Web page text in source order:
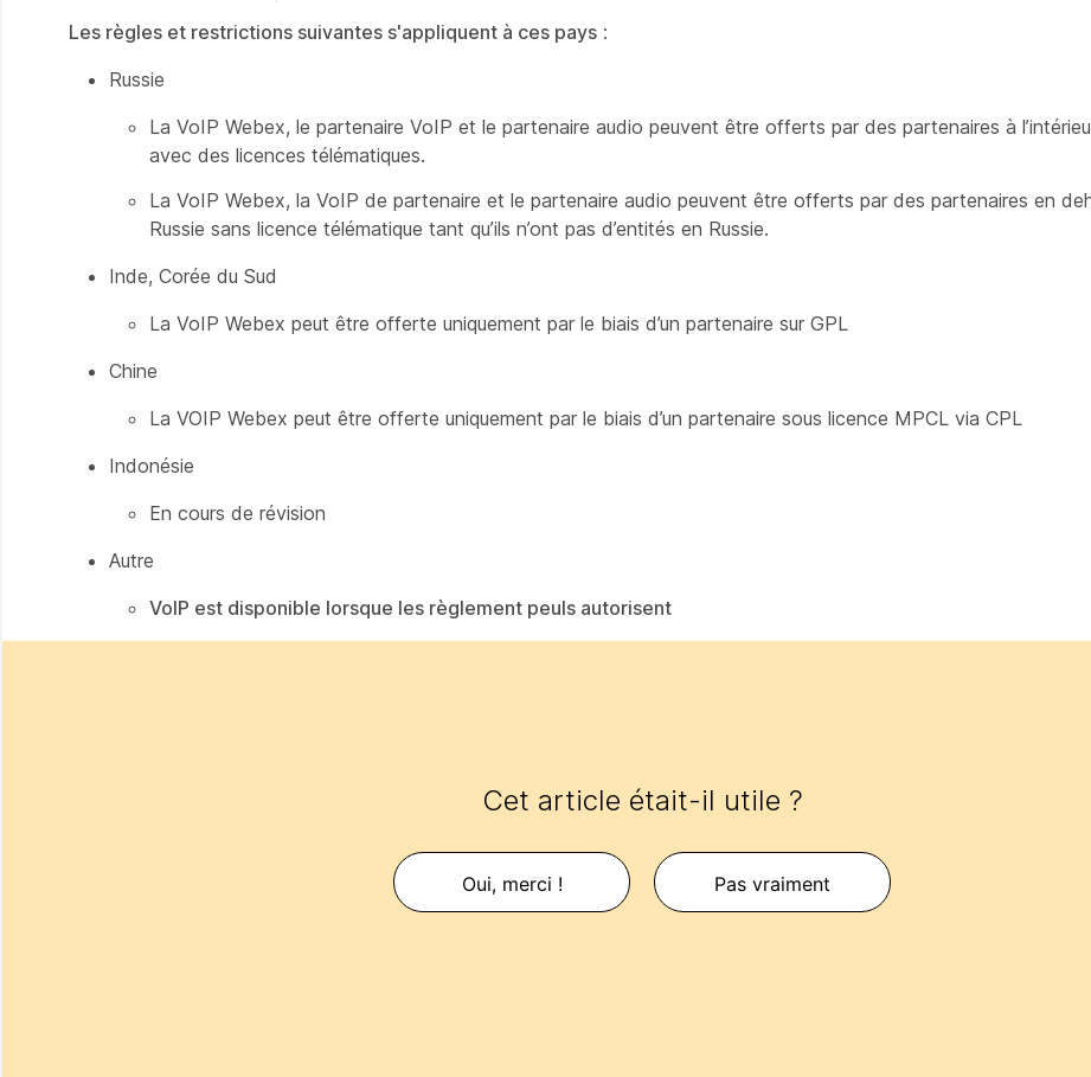
Les règles et restrictions suivantes s'appliquent à ces pays :
Russie
La VoIP Webex, le partenaire VoIP et le partenaire audio peuvent être offerts par des partenaires à
avec des licences télématiques.
La VoIP Webex, la VoIP de partenaire et le partenaire audio peuvent être offerts par des partenaires en
Russie sans licence télématique tant qu’ils n’ont pas d’entités en Russie.
Inde, Corée du Sud
La VoIP Webex peut être offerte uniquement par le biais d’un partenaire sur GPL
Chine
La VOIP Webex peut être offerte uniquement par le biais d’un partenaire sous licence MPCL via CPL
Indonésie
En cours de révision
Autre
VoIP est disponible lorsque les règlement peuls autorisent
Cet article était-il utile ?
Oui, merci ! Pas vraiment